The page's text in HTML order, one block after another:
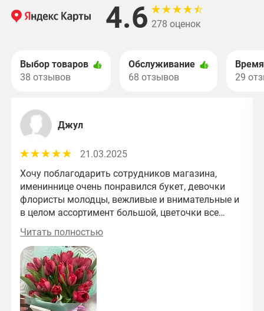
4.6 278 оценок
Выбор товаров
38 отзывов
Обслуживание
68 отзывов
29
Джул
21.03.2025
Хочу поблагодарить сотрудников магазина,
имениннице очень понравился букет, девочки
флористы молодцы, вежливые и внимательные и
в целом ассортимент большой, цветочки все
свежие) и цены приятные)
Читать полностью